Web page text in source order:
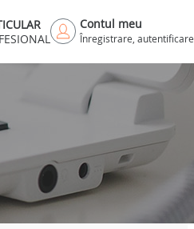
Contul meu
Înregistrare, autentificare